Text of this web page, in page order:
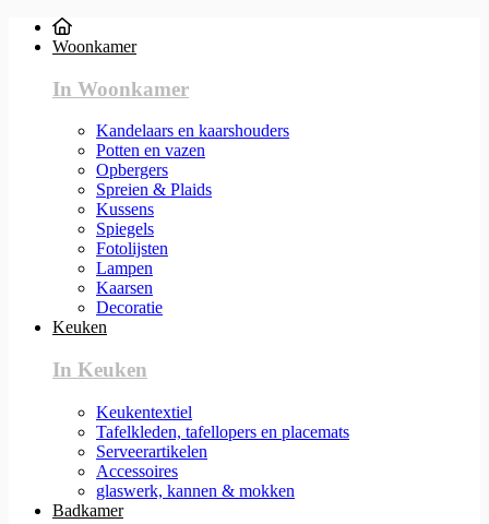
Woonkamer
In Woonkamer
Kandelaars en kaarshouders
Potten en vazen
Opbergers
Spreien & Plaids
Kussens
Spiegels
Fotolijsten
Lampen
Kaarsen
Decoratie
Keuken
In Keuken
Keukentextiel
Tafelkleden, tafellopers en placemats
Serveerartikelen
Accessoires
glaswerk, kannen & mokken
Badkamer